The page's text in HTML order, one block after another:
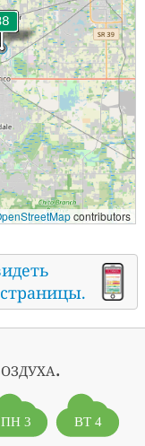
contributors
ПН 3 ВТ 4